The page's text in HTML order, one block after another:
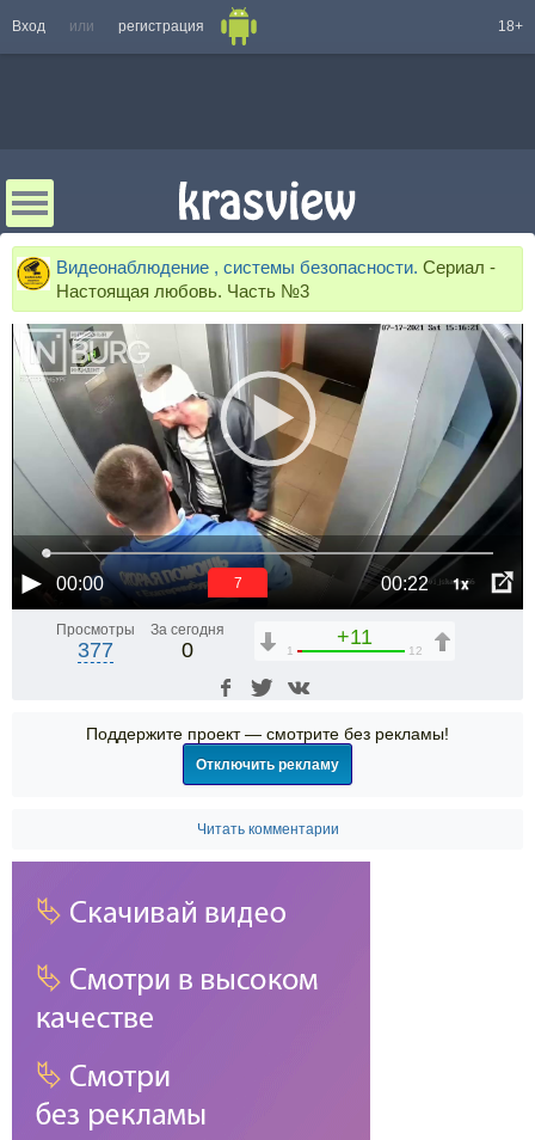
Вход или регистрация 18+
Видеонаблюдение , системы безопасности. Сериал -
Настоящая любовь. Часть №3
00:00 00:22 1x
6
Просмотры
377
За сегодня
0
+11
1 12
Поддержите проект — смотрите без рекламы!
Отключить рекламу
Читать комментарии